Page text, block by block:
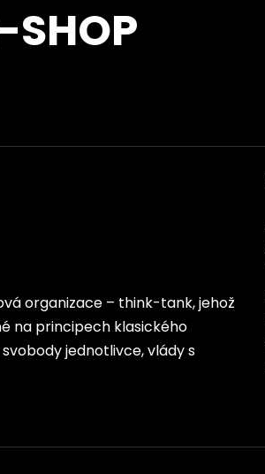
SHOP
organizace – think-tank, jehož
na principech klasického
jednotlivce, vlády s